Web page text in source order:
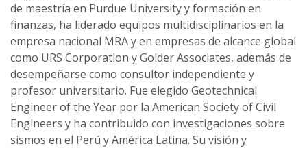
de maestría en Purdue University y formación en
finanzas, ha liderado equipos multidisciplinarios en la
empresa nacional MRA y en empresas de alcance global
como URS Corporation y Golder Associates, además de
desempeñarse como consultor independiente y
profesor universitario. Fue elegido Geotechnical
Engineer of the Year por la American Society of Civil
Engineers y ha contribuido con investigaciones sobre
sismos en el Perú y América Latina. Su visión y